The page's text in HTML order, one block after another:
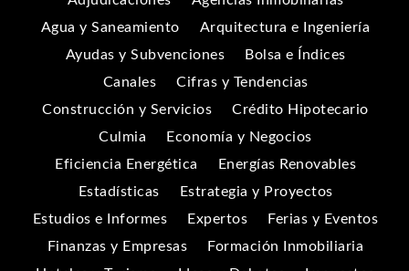
Agua y Saneamiento
Arquitectura e Ingeniería
Ayudas y Subvenciones
Bolsa e Índices
Canales
Cifras y Tendencias
Construcción y Servicios
Crédito Hipotecario
Culmia
Economía y Negocios
Eficiencia Energética
Energías Renovables
Estadísticas
Estrategia y Proyectos
Estudios e Informes
Expertos
Ferias y Eventos
Finanzas y Empresas
Formación Inmobiliaria